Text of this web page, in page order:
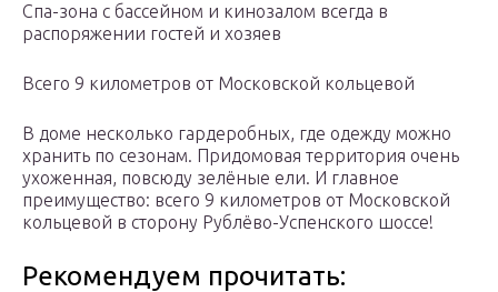
Спа-зона с бассейном и кинозалом всегда в
распоряжении гостей и хозяев
Всего 9 километров от Московской кольцевой
В доме несколько гардеробных, где одежду можно
хранить по сезонам. Придомовая территория очень
ухоженная, повсюду зелёные ели. И главное
преимущество: всего 9 километров от Московской
кольцевой в сторону Рублёво-Успенского шоссе!
Рекомендуем прочитать: